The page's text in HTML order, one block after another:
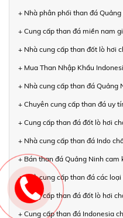
+ Nhà phân phối than đá
+ Cung cấp than đá miền nam
+ Nhà cung cấp than đốt lò hơi
+ Mua Than Nhập Khẩu
+ Nhà cung cấp than đá Quảng
+ Chuyên cung cấp than đá uy
+ Cung cấp than đá đốt lò hơi
+ Nhà cung cấp than đá Indo
+ Bán than đá Quảng Ninh cam
+ Nhà cung cấp than đá các
+ Cung cấp than đá đốt lò hơi
+ Cung cấp than đá Indonesia